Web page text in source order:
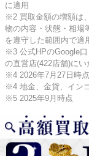
に適用
※2 買取金額の増額は
物の内容・状態・相場
を遵守した範囲内で適
※3 公式HPのGoogle
の直営店(422店舗)にい
※4 2026年7月27日時点
※4 地金、金貨、イン
※5 2025年9月時点